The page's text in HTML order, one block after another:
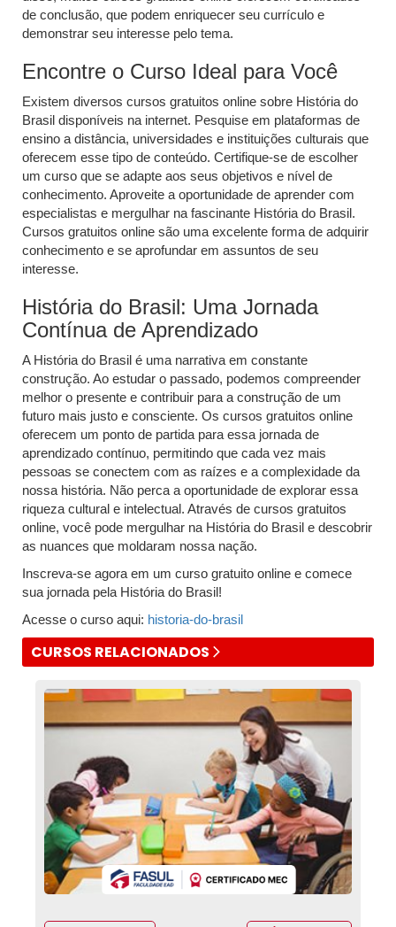
de conclusão, que podem enriquecer seu currículo e
demonstrar seu interesse pelo tema.
Encontre o Curso Ideal para Você
Existem diversos cursos gratuitos online sobre História do
Brasil disponíveis na internet. Pesquise em plataformas de
ensino a distância, universidades e instituições culturais que
oferecem esse tipo de conteúdo. Certifique-se de escolher
um curso que se adapte aos seus objetivos e nível de
conhecimento. Aproveite a oportunidade de aprender com
especialistas e mergulhar na fascinante História do Brasil.
Cursos gratuitos online são uma excelente forma de adquirir
conhecimento e se aprofundar em assuntos de seu
interesse.
História do Brasil: Uma Jornada
Contínua de Aprendizado
A História do Brasil é uma narrativa em constante
construção. Ao estudar o passado, podemos compreender
melhor o presente e contribuir para a construção de um
futuro mais justo e consciente. Os cursos gratuitos online
oferecem um ponto de partida para essa jornada de
aprendizado contínuo, permitindo que cada vez mais
pessoas se conectem com as raízes e a complexidade da
nossa história. Não perca a oportunidade de explorar essa
riqueza cultural e intelectual. Através de cursos gratuitos
online, você pode mergulhar na História do Brasil e descobrir
as nuances que moldaram nossa nação.
Inscreva-se agora em um curso gratuito online e comece
sua jornada pela História do Brasil!
Acesse o curso aqui: historia-do-brasil
CURSOS RELACIONADOS